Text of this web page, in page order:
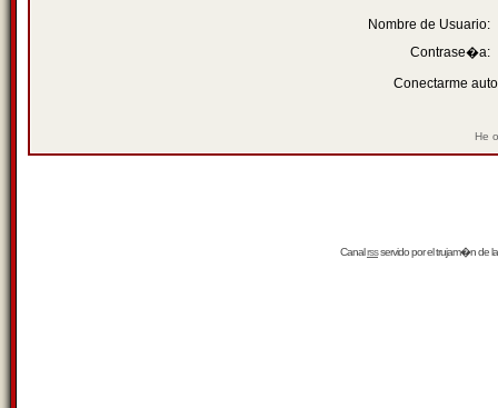
Nombre de Usuario:
Contrase�a:
Conectarme
He
Canalrssservido por eltrujam�nde